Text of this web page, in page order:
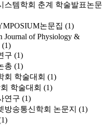
스템학회 춘계 학술발표논문
논문집 (1)
Journal of Physiology &
(1)
구 (1)
총 (1)
회 학술대회 (1)
학술대회 (1)
연구 (1)
방송통신학회 논문지 (1)